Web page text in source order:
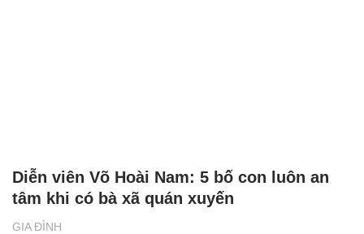
GIA ĐÌNH
Diễn viên Võ Hoài Nam: 5 bố con luôn an
tâm khi có bà xã quán xuyến